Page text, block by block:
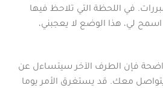
في اللحظة التي تلاحظ فيها
لي، هذا الوضع لا يعجبني،
فإن الطرف الآخر سيتساءل عن
معك. قد يستغرق الأمر يوما